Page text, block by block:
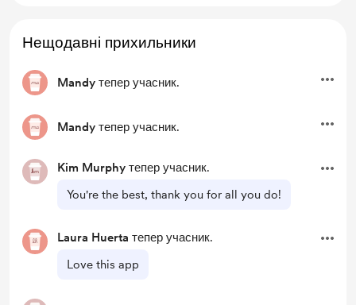
Нещодавні прихильники
Mandy тепер учасник.
Mandy тепер учасник.
Kim Murphy тепер учасник.
You're the best, thank you for all you do!
Laura Huerta тепер учасник.
Love this app